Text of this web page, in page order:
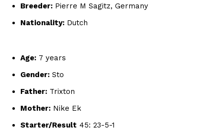
Breeder: Pierre M Sagitz, Germany
Nationality: Dutch
Age: 7 years
Gender: Sto
Father: Trixton
Mother: Nike Ek
Starter/Result 45: 23-5-1